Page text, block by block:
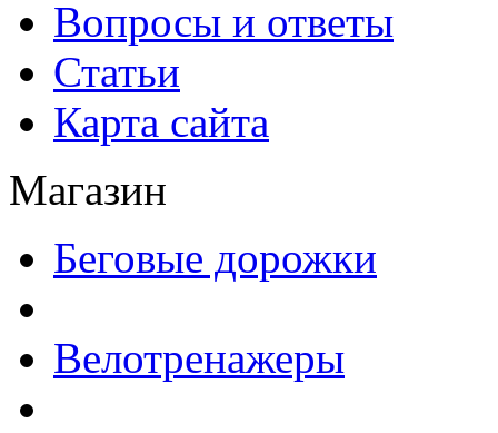
Вопросы и ответы
Статьи
Карта сайта
Магазин
Беговые дорожки
Велотренажеры